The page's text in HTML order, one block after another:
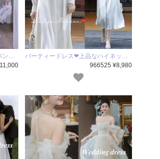
ン…
パーティードレス❤上品なハイネッ…
966525 ¥8,980